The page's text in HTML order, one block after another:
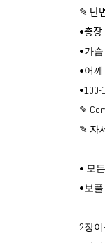
✎
•가슴
•어깨
•100-
✎
✎ 자
• 모
•보
2장